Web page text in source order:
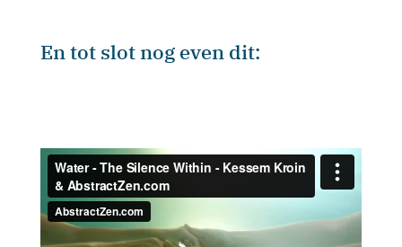
En tot slot nog even dit: